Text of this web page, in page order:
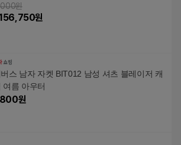
원
원
스 남자 자켓 BIT012 남성 셔츠 블레이저 캐
여름 아우터
원